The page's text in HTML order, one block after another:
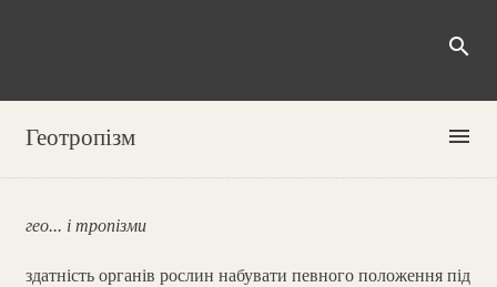
search
Геотропізм menu
гео... і тропізми
здатність органів рослин набувати певного положення під